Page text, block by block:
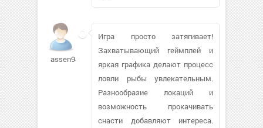
assen9406
Игра просто затягивает!
Захватывающий геймплей и
яркая графика делают процесс
ловли рыбы увлекательным.
Разнообразие локаций и
возможность прокачивать
снасти добавляют интереса.